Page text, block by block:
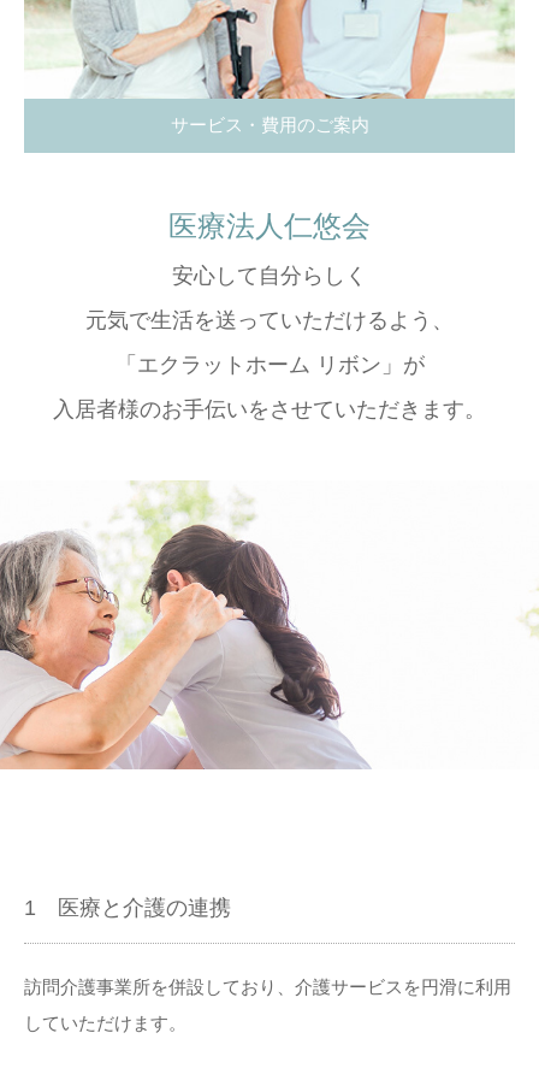
サービス・費用のご案内
医療法人仁悠会
安心して自分らしく
元気で生活を送っていただけるよう、
「エクラットホーム リボン」が
入居者様のお手伝いをさせていただきます。
1 医療と介護の連携
訪問介護事業所を併設しており、介護サービスを円滑に利用
していただけます。